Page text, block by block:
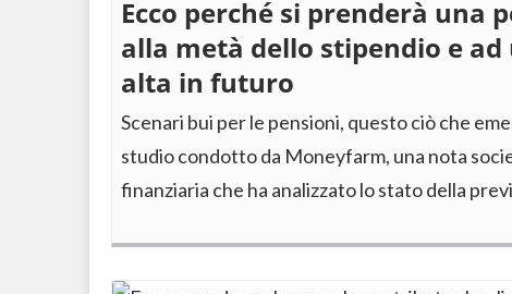
Ecco perché si prenderà una
alla metà dello stipendio e ad
alta in futuro
Scenari bui per le pensioni, questo ciò che
studio condotto da Moneyfarm, una nota
finanziaria che ha analizzato lo stato della